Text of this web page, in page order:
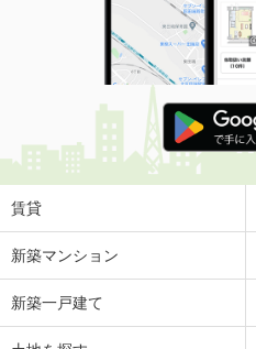
賃貸
新築マンション
新築一戸建て